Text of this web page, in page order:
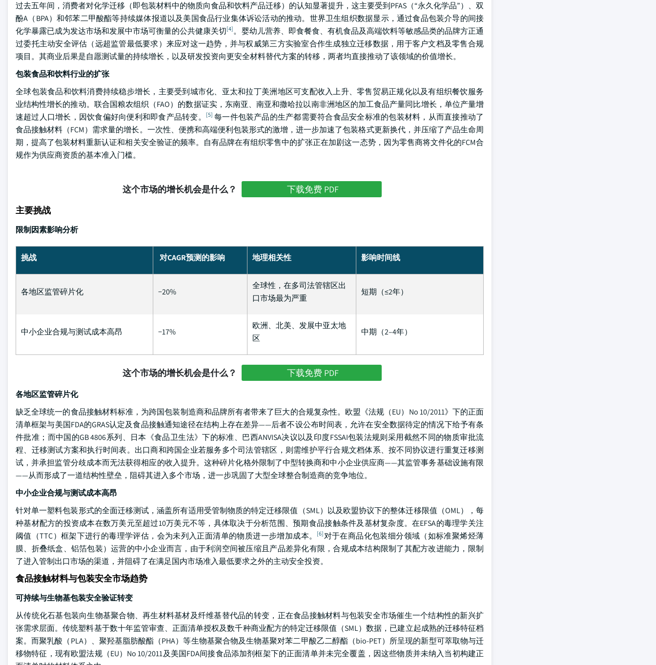
过去五年间，消费者对化学迁移（即包装材料中的物质向食品和饮料产品迁移）的认知显著提升，这主要受到PFAS（“永久化学品”）、双
酚A（BPA）和邻苯二甲酸酯等持续媒体报道以及美国食品行业集体诉讼活动的推动。世界卫生组织数据显示，通过食品包装介导的间接
化学暴露已成为发达市场和发展中市场可衡量的公共健康关切[4]。婴幼儿营养、即食餐食、有机食品及高端饮料等敏感品类的品牌方正通
过委托主动安全评估（远超监管最低要求）来应对这一趋势，并与权威第三方实验室合作生成独立迁移数据，用于客户文档及零售合规
项目。其商业后果是自愿测试量的持续增长，以及研发投资向更安全材料替代方案的转移，两者均直接推动了该领域的价值增长。
包装食品和饮料行业的扩张
全球包装食品和饮料消费持续稳步增长，主要受到城市化、亚太和拉丁美洲地区可支配收入上升、零售贸易正规化以及有组织餐饮服务
业结构性增长的推动。联合国粮农组织（FAO）的数据证实，东南亚、南亚和撒哈拉以南非洲地区的加工食品产量同比增长，单位产量增
速超过人口增长，因饮食偏好向便利和即食产品转变。
[5] 每一件包装产品的生产都需要符合食品安全标准的包装材料，从而直接推动了
食品接触材料（FCM）需求量的增长。一次性、便携和高端便利包装形式的激增，进一步加速了包装格式更新换代，并压缩了产品生命周
期，提高了包装材料重新认证和相关安全验证的频率。自有品牌在有组织零售中的扩张正在加剧这一态势，因为零售商将文件化的FCM合
规作为供应商资质的基本准入门槛。
这个市场的增长机会是什么？
下载免费 PDF
主要挑战
限制因素影响分析
挑战 对CAGR预测的影响 地理相关性 影响时间线
各地区监管碎片化 −20%
全球性，在多司法管辖区出
口市场最为严重
短期（≤2年）
中小企业合规与测试成本高昂 −17%
欧洲、北美、发展中亚太地
区
中期（2–4年）
这个市场的增长机会是什么？ 下载免费 PDF
各地区监管碎片化
缺乏全球统一的食品接触材料标准，为跨国包装制造商和品牌所有者带来了巨大的合规复杂性。欧盟《法规（EU）No 10/2011》下的正面
清单框架与美国FDA的GRAS认定及食品接触通知途径在结构上存在差异——后者不设公布时间表，允许在安全数据待定的情况下给予有条
件批准；而中国的GB 4806系列、日本《食品卫生法》下的标准、巴西ANVISA决议以及印度FSSAI包装法规则采用截然不同的物质审批流
程、迁移测试方案和执行时间表。出口商和跨国企业若服务多个司法管辖区，则需维护平行合规文档体系、按不同协议进行重复迁移测
试，并承担监管分歧成本而无法获得相应的收入提升。这种碎片化格外限制了中型转换商和中小企业供应商——其监管事务基础设施有限
——从而形成了一道结构性壁垒，阻碍其进入多个市场，进一步巩固了大型全球整合制造商的竞争地位。
中小企业合规与测试成本高昂
针对单一塑料包装形式的全面迁移测试，涵盖所有适用受管制物质的特定迁移限值（SML）以及欧盟协议下的整体迁移限值（OML），每
种基材配方的投资成本在数万美元至超过10万美元不等，具体取决于分析范围、预期食品接触条件及基材复杂度。在EFSA的毒理学关注
阈值（TTC）框架下进行的毒理学评估，会为未列入正面清单的物质进一步增加成本。
[6]对于在商品化包装细分领域（如标准聚烯烃薄
膜、折叠纸盒、铝箔包装）运营的中小企业而言，由于利润空间被压缩且产品差异化有限，合规成本结构限制了其配方改进能力，限制
了进入管制出口市场的渠道，并阻碍了在满足国内市场准入最低要求之外的主动安全投资。
食品接触材料与包装安全市场趋势
可持续与生物基包装安全验证转变
从传统化石基包装向生物基聚合物、再生材料基材及纤维基替代品的转变，正在食品接触材料与包装安全市场催生一个结构性的新兴扩
张需求层面。传统塑料基于数十年监管审查、正面清单授权及数千种商业配方的特定迁移限值（SML）数据，已建立起成熟的迁移特征档
案。而聚乳酸（PLA）、聚羟基脂肪酸酯（PHA）等生物基聚合物及生物基聚对苯二甲酸乙二醇酯（bio-PET）所呈现的新型可萃取物与迁
移物特征，现有欧盟法规（EU）No 10/2011及美国FDA间接食品添加剂框架下的正面清单并未完全覆盖，因这些物质并未纳入当初构建正